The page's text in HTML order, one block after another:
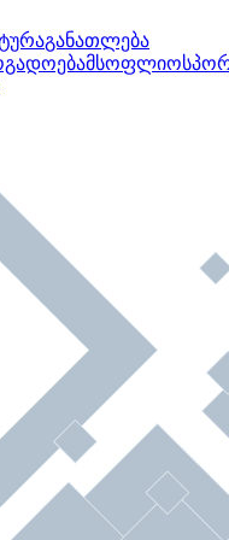
განათლება
მსოფლიო